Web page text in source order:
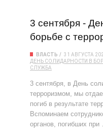
3 сентября -
борьбе с
ВЛАСТЬ
31 АВГУСТА
ДЕНЬ СОЛИДАРНОСТИ В
СЛУЖБА
3 сентября, в День
терроризмом, мы
погиб в результате
Вспоминаем
органов, погибших